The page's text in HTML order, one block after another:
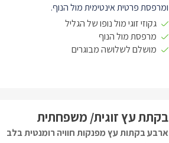
בקתת עץ זוגית/ משפחתית
ארבע בקתות עץ מפנקות חוויה רומנטית בלב
ומרפסת פרטית אינטימית מול הנוף.
מתאימה לזוג או שלושה אנשים.
חוויה מרהיבה ומרגיעה עם בריכת שחייה בלב הנוף
החלומי ביותר בצפון!
גקוזי זוגי מול נופו של הגליל
מרפסת מול הנוף
מושלם לשלושה מבוגרים